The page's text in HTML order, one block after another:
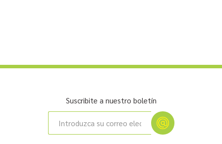
Suscribite a nuestro boletín